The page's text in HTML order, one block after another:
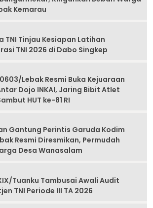
Kemarau
TNI Tinjau Kesiapan Latihan
TNI 2026 di Dabo Singkep
Lebak Resmi Buka Kejuaraan
Dojo INKAI, Jaring Bibit Atlet
HUT ke-81 RI
Gantung Perintis Garuda Kodim
Resmi Diresmikan, Permudah
Desa Wanasalam
Tuanku Tambusai Awali Audit
TNI Periode III TA 2026